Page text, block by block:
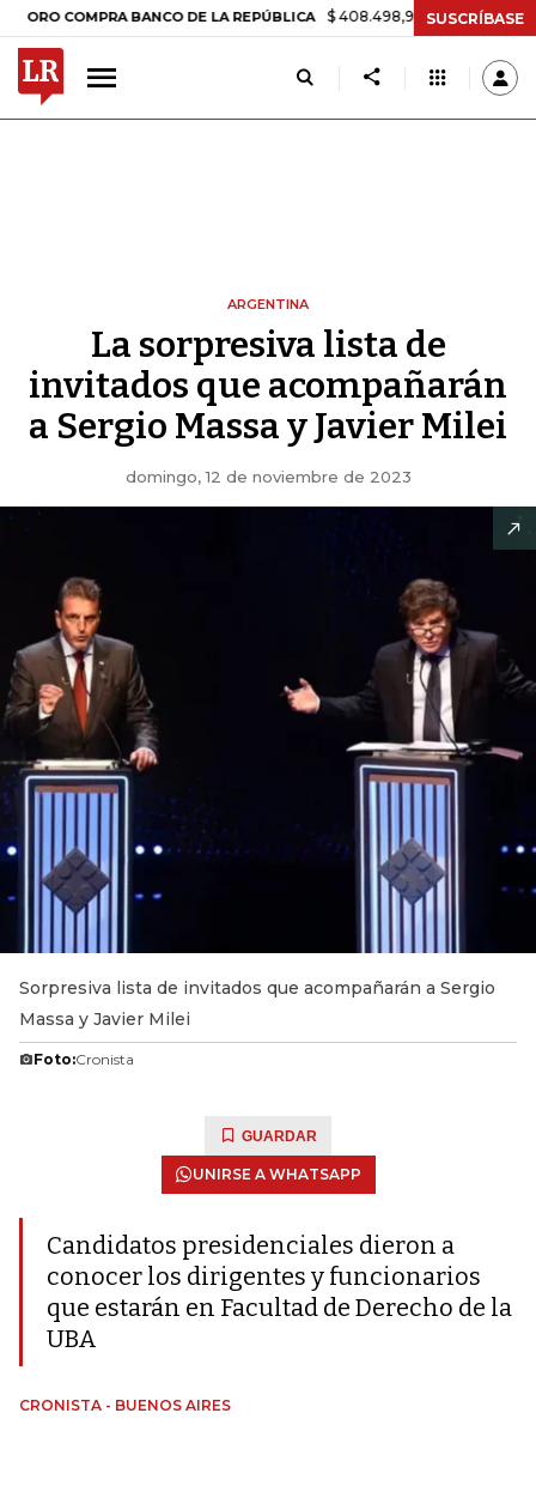
BANCO DE LA REPÚBLICA $ 408.498,97 +$ 8.753,81 +2,19%
SUSCRÍBASE
ARGENTINA
La sorpresiva lista de
invitados que acompañarán
a Sergio Massa y Javier Milei
domingo, 12 de noviembre de 2023
Sorpresiva lista de invitados que acompañarán a Sergio
Massa y Javier Milei
Foto:Cronista
GUARDAR
UNIRSE A WHATSAPP
Candidatos presidenciales dieron a
conocer los dirigentes y funcionarios
que estarán en Facultad de Derecho de la
UBA
CRONISTA - BUENOS AIRES